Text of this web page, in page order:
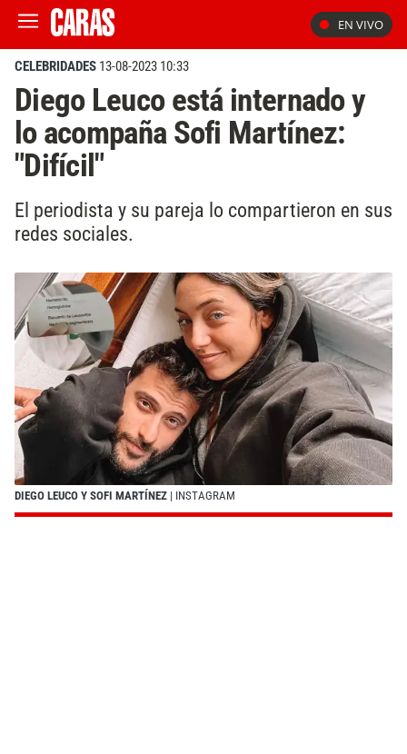
EN VIVO
CELEBRIDADES 13-08-2023 10:33
Diego Leuco está internado y
lo acompaña Sofi Martínez:
"Difícil"
El periodista y su pareja lo compartieron en sus
redes sociales.
DIEGO LEUCO Y SOFI MARTÍNEZ | INSTAGRAM